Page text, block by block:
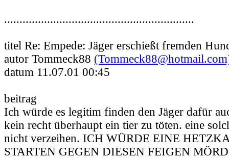
..............................................................
titel Re: Empede: Jäger erschießt fremden
autor Tommeck88
datum 11.07.01 00:45
beitrag
Ich würde es legitim finden den Jäger dafür
kein recht überhaupt ein tier zu töten. eine
nicht verzeihen. ICH WÜRDE EINE
STARTEN GEGEN DIESEN FEIGEN